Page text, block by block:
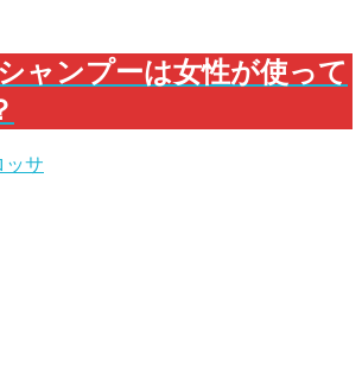
ャンプーは女性が使って
ッサ